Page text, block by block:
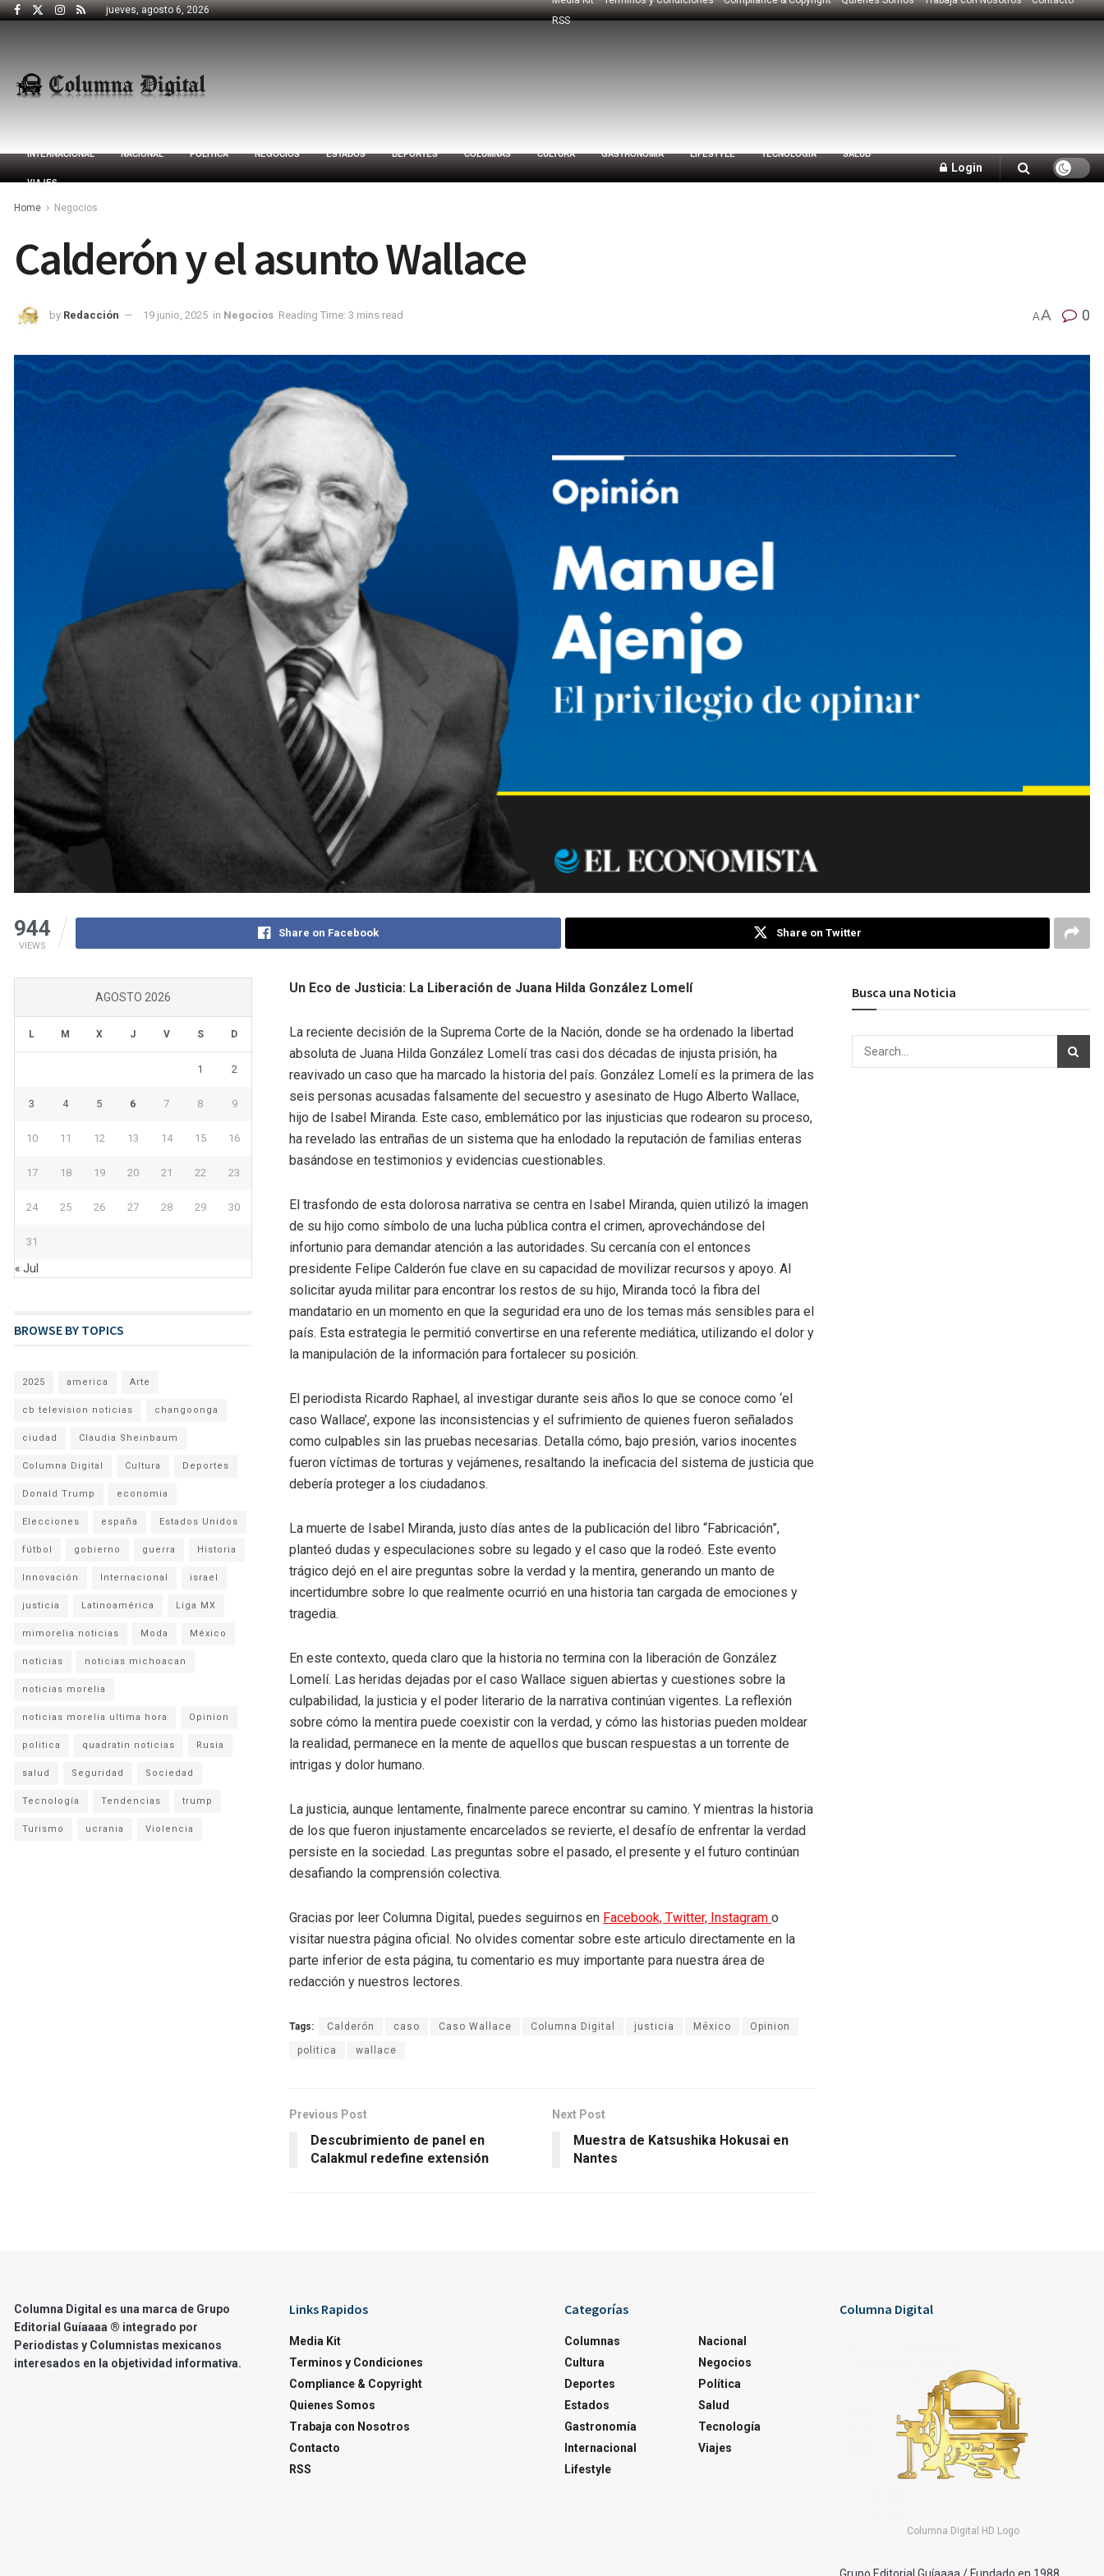
jueves, agosto 6, 2026
RSS
INTERNACIONAL NACIONAL POLÍTICA NEGOCIOS ESTADOS DEPORTES COLUMNAS CULTURA GASTRONOMÍA LIFESTYLE TECNOLOGÍA SALUD
VIAJES
Login
Home Negocios
Calderón y el asunto Wallace
by Redacción 19 junio, 2025 in Negocios Reading Time: 3 mins read AA 0
944
VIEWS
Share on Facebook Share on Twitter
Un Eco de Justicia: La Liberación de Juana Hilda González Lomelí
La reciente decisión de la Suprema Corte de la Nación, donde se ha ordenado la libertad
absoluta de Juana Hilda González Lomelí tras casi dos décadas de injusta prisión, ha
reavivado un caso que ha marcado la historia del país. González Lomelí es la primera de las
seis personas acusadas falsamente del secuestro y asesinato de Hugo Alberto Wallace,
hijo de Isabel Miranda. Este caso, emblemático por las injusticias que rodearon su proceso,
ha revelado las entrañas de un sistema que ha enlodado la reputación de familias enteras
basándose en testimonios y evidencias cuestionables.
El trasfondo de esta dolorosa narrativa se centra en Isabel Miranda, quien utilizó la imagen
de su hijo como símbolo de una lucha pública contra el crimen, aprovechándose del
infortunio para demandar atención a las autoridades. Su cercanía con el entonces
presidente Felipe Calderón fue clave en su capacidad de movilizar recursos y apoyo. Al
solicitar ayuda militar para encontrar los restos de su hijo, Miranda tocó la fibra del
mandatario en un momento en que la seguridad era uno de los temas más sensibles para el
país. Esta estrategia le permitió convertirse en una referente mediática, utilizando el dolor y
la manipulación de la información para fortalecer su posición.
El periodista Ricardo Raphael, al investigar durante seis años lo que se conoce como ‘el
caso Wallace’, expone las inconsistencias y el sufrimiento de quienes fueron señalados
como culpables sin las pruebas necesarias. Detalla cómo, bajo presión, varios inocentes
fueron víctimas de torturas y vejámenes, resaltando la ineficacia del sistema de justicia que
debería proteger a los ciudadanos.
La muerte de Isabel Miranda, justo días antes de la publicación del libro “Fabricación”,
planteó dudas y especulaciones sobre su legado y el caso que la rodeó. Este evento
trágico dejó en el aire preguntas sobre la verdad y la mentira, generando un manto de
incertidumbre sobre lo que realmente ocurrió en una historia tan cargada de emociones y
tragedia.
En este contexto, queda claro que la historia no termina con la liberación de González
Lomelí. Las heridas dejadas por el caso Wallace siguen abiertas y cuestiones sobre la
culpabilidad, la justicia y el poder literario de la narrativa continúan vigentes. La reflexión
sobre cómo la mentira puede coexistir con la verdad, y cómo las historias pueden moldear
la realidad, permanece en la mente de aquellos que buscan respuestas a un torrente de
intrigas y dolor humano.
La justicia, aunque lentamente, finalmente parece encontrar su camino. Y mientras la historia
de los que fueron injustamente encarcelados se revierte, el desafío de enfrentar la verdad
persiste en la sociedad. Las preguntas sobre el pasado, el presente y el futuro continúan
desafiando la comprensión colectiva.
Gracias por leer Columna Digital, puedes seguirnos en Facebook, Twitter, Instagram o
visitar nuestra página oficial. No olvides comentar sobre este articulo directamente en la
parte inferior de esta página, tu comentario es muy importante para nuestra área de
redacción y nuestros lectores.
Tags: Calderón caso Caso Wallace Columna Digital justicia México Opinion
politica wallace
Previous Post
Descubrimiento de panel en
Calakmul redefine extensión
Next Post
Muestra de Katsushika Hokusai en
Nantes
AGOSTO 2026
L M X J V S D
1 2
3 4 5 6 7 8 9
10 11 12 13 14 15 16
17 18 19 20 21 22 23
24 25 26 27 28 29 30
31
« Jul
BROWSE BY TOPICS
2025 america Arte
cb television noticias changoonga
ciudad Claudia Sheinbaum
Columna Digital Cultura Deportes
Donald Trump economia
Elecciones españa Estados Unidos
fútbol gobierno guerra Historia
Innovación Internacional israel
justicia Latinoamérica Liga MX
mimorelia noticias Moda México
noticias noticias michoacan
noticias morelia
noticias morelia ultima hora Opinion
politica quadratin noticias Rusia
salud Seguridad Sociedad
Tecnología Tendencias trump
Turismo ucrania Violencia
Busca una Noticia
Columna Digital es una marca de Grupo
Editorial Guíaaaa ® integrado por
Periodistas y Columnistas mexicanos
interesados en la objetividad informativa.
Links Rapidos
Media Kit
Terminos y Condiciones
Compliance & Copyright
Quienes Somos
Trabaja con Nosotros
Contacto
RSS
Categorías
Columnas
Cultura
Deportes
Estados
Gastronomía
Internacional
Lifestyle
Nacional
Negocios
Política
Salud
Tecnología
Viajes
Columna Digital
Columna Digital HD Logo